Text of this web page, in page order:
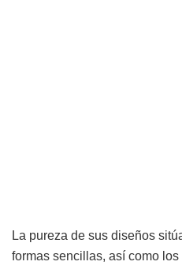
La pureza de sus diseños
formas sencillas, así como